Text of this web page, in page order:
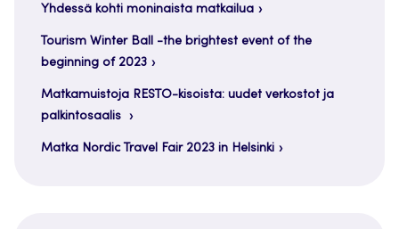
Yhdessä kohti moninaista matkailua
Tourism Winter Ball -the brightest event of the
beginning of 2023
Matkamuistoja RESTO-kisoista: uudet verkostot ja
palkintosaalis
Matka Nordic Travel Fair 2023 in Helsinki